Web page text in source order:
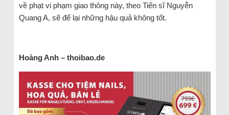
về phạt vi phạm giao thông này, theo Tiến sĩ Nguyễn
Quang A, sẽ để lại những hậu quả không tốt.
Hoàng Anh – thoibao.de